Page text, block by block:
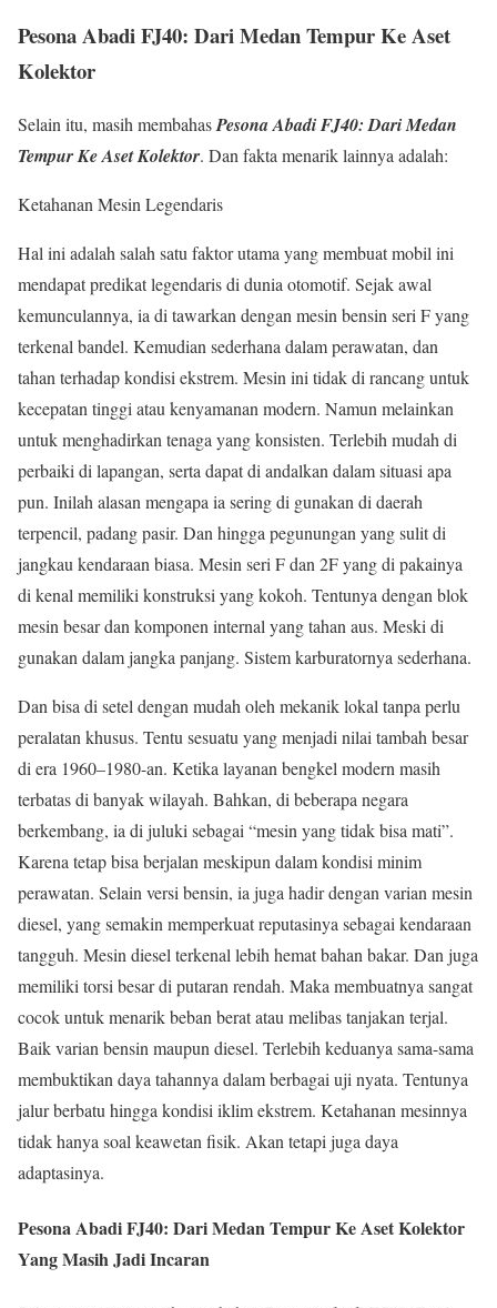
Pesona Abadi FJ40: Dari Medan Tempur Ke Aset
Kolektor
Selain itu, masih membahasPesona Abadi FJ40: Dari Medan
Tempur Ke Aset Kolektor. Dan fakta menarik lainnya adalah:
Ketahanan Mesin Legendaris
Hal ini adalah salah satu faktor utama yang membuat mobil ini
mendapat predikat legendaris di dunia otomotif. Sejak awal
kemunculannya, ia di tawarkan dengan mesin bensin seri F yang
terkenal bandel. Kemudian sederhana dalam perawatan, dan
tahan terhadap kondisi ekstrem. Mesin ini tidak di rancang untuk
kecepatan tinggi atau kenyamanan modern. Namun melainkan
untuk menghadirkan tenaga yang konsisten. Terlebih mudah di
perbaiki di lapangan, serta dapat di andalkan dalam situasi apa
pun. Inilah alasan mengapa ia sering di gunakan di daerah
terpencil, padang pasir. Dan hingga pegunungan yang sulit di
jangkau kendaraan biasa. Mesin seri F dan 2F yang di pakainya
di kenal memiliki konstruksi yang kokoh. Tentunya dengan blok
mesin besar dan komponen internal yang tahan aus. Meski di
gunakan dalam jangka panjang. Sistem karburatornya sederhana.
Dan bisa di setel dengan mudah oleh mekanik lokal tanpa perlu
peralatan khusus. Tentu sesuatu yang menjadi nilai tambah besar
di era 1960–1980-an. Ketika layanan bengkel modern masih
terbatas di banyak wilayah. Bahkan, di beberapa negara
berkembang, ia di juluki sebagai “mesin yang tidak bisa mati”.
Karena tetap bisa berjalan meskipun dalam kondisi minim
perawatan. Selain versi bensin, ia juga hadir dengan varian mesin
diesel, yang semakin memperkuat reputasinya sebagai kendaraan
tangguh. Mesin diesel terkenal lebih hemat bahan bakar. Dan juga
memiliki torsi besar di putaran rendah. Maka membuatnya sangat
cocok untuk menarik beban berat atau melibas tanjakan terjal.
Baik varian bensin maupun diesel. Terlebih keduanya sama-sama
membuktikan daya tahannya dalam berbagai uji nyata. Tentunya
jalur berbatu hingga kondisi iklim ekstrem. Ketahanan mesinnya
tidak hanya soal keawetan fisik. Akan tetapi juga daya
adaptasinya.
Pesona Abadi FJ40: Dari Medan Tempur Ke Aset Kolektor
Yang Masih Jadi Incaran